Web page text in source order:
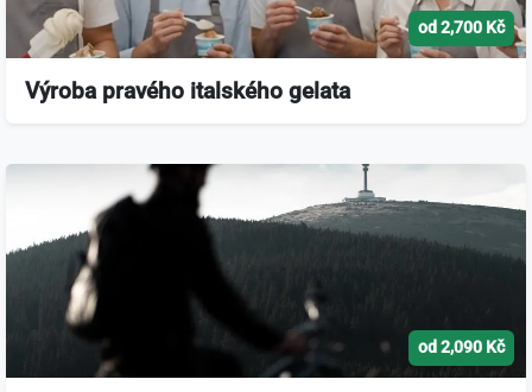
od 2,700 Kč
Výroba pravého italského gelata
od 2,090 Kč